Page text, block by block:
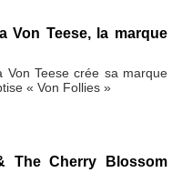
Von Teese, la marque
Von Teese crée sa marque
« Von Follies »
The Cherry Blossom